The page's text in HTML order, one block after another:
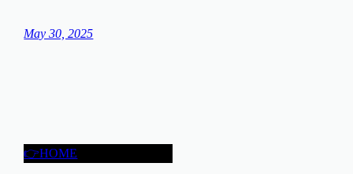
May 30, 2025
👉HOME